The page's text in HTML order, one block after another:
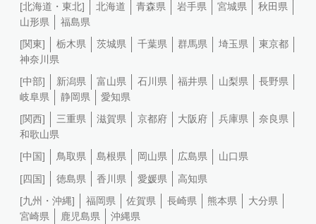
[北海道・東北] 北海道 青森県 岩手県 宮城県
秋田県
山形県
福島県
[関東]
栃木県 茨城県 千葉県 群馬県 埼玉県
東京都
神奈川県
[中部]
新潟県 富山県 石川県 福井県 山梨県
長野県
岐阜県
静岡県
愛知県
[関西]
三重県 滋賀県 京都府 大阪府 兵庫県
奈良県
和歌山県
[中国]
鳥取県 島根県 岡山県 広島県
山口県
[四国]
徳島県 香川県 愛媛県
高知県
[九州・沖縄]
福岡県 佐賀県 長崎県 熊本県
大分県
宮崎県
鹿児島県 沖縄県